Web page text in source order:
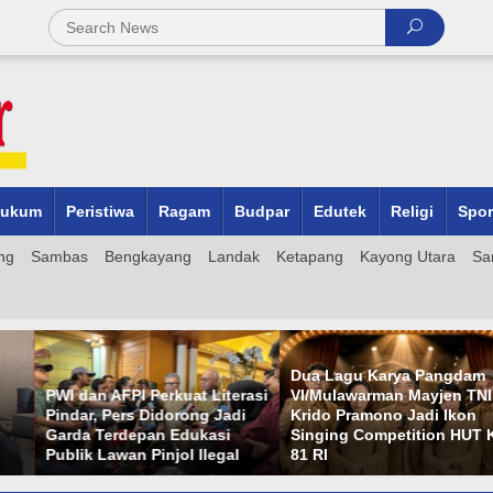
Peristiwa Ragam Budpar Edutek Religi
Sambas Bengkayang Landak Ketapang Kayong Utara
PWI dan AFPI Perkuat Literasi
Pindar, Pers Didorong Jadi
Garda Terdepan Edukasi
Publik Lawan Pinjol Ilegal
Dua Lagu Karya Pangdam
VI/Mulawarman Mayjen TNI
Krido Pramono Jadi Ikon
Singing Competition HUT
81 RI